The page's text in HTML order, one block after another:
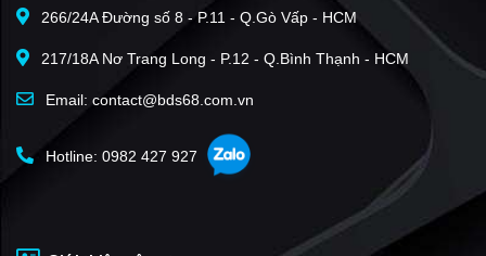
266/24A Đường số 8 - P.11 - Q.Gò Vấp - HCM
217/18A Nơ Trang Long - P.12 - Q.Bình Thạnh - HCM
Email: contact@bds68.com.vn
Hotline: 0982 427 927